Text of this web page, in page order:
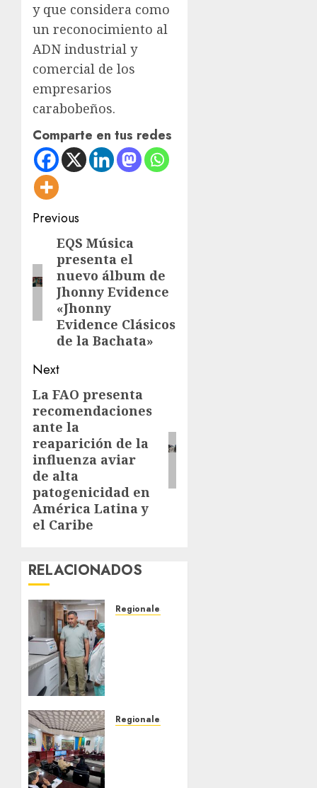
y que considera como
un reconocimiento al
ADN industrial y
comercial de los
empresarios
carabobeños.
Comparte en tus redes
Post
navigation
Previous
Previous
post:
EQS Música
presenta el
nuevo álbum de
Jhonny Evidence
«Jhonny
Evidence Clásicos
de la Bachata»
Next
Next
post:
La FAO presenta
recomendaciones
ante la
reaparición de la
influenza aviar
de alta
patogenicidad en
América Latina y
el Caribe
RELACIONADOS
Regionales
en
Regionales